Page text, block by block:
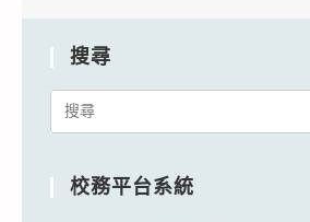
搜尋
Search
校務平台系統